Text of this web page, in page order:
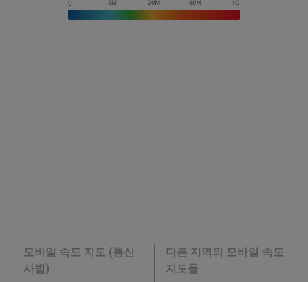
모바일 속도 지도 (통신
사별)
다른 지역의 모바일 속도
지도들